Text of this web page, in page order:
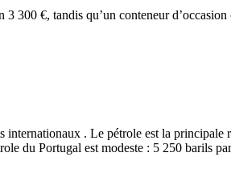
300 €, tandis qu’un conteneur
. Le pétrole est la principale
du Portugal est modeste : 5 250 barils